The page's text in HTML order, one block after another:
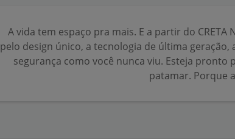
A vida tem espaço pra mais. E a partir do
pelo design único, a tecnologia de última
segurança como você nunca viu. Esteja
patamar. Porque